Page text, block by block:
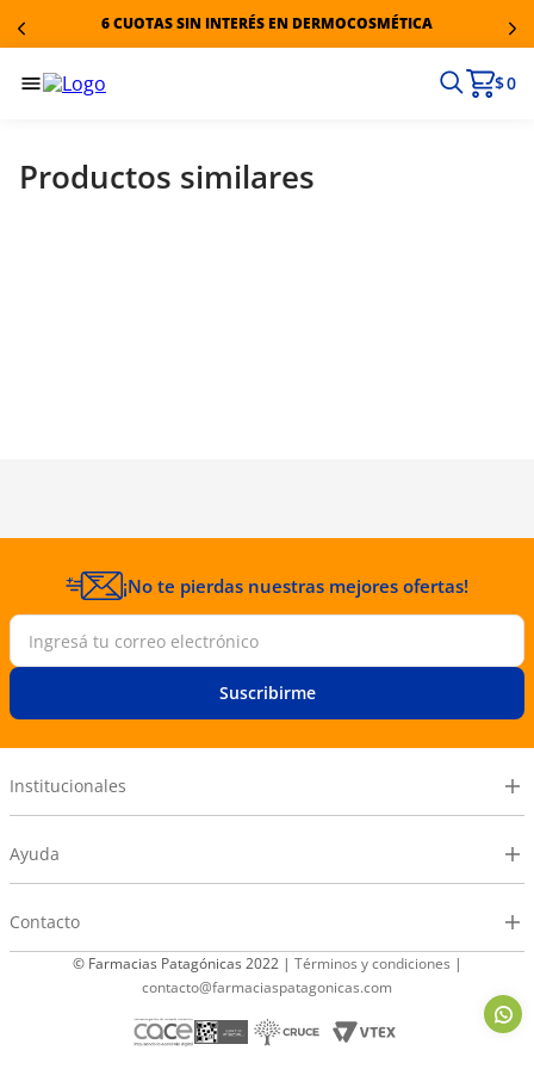
6 CUOTAS SIN INTERÉS EN DERMOCOSMÉTICA
$ 0
Productos similares
¡No te pierdas nuestras mejores ofertas!
Suscribirme
Institucionales
Ayuda
Contacto
© Farmacias Patagónicas 2022 | Términos y condiciones |
contacto@farmaciaspatagonicas.com